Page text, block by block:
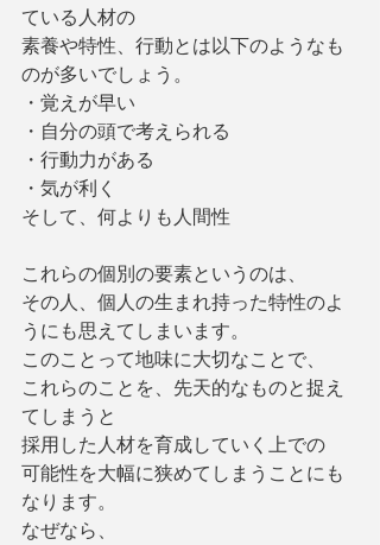
ている人材の
素養や特性、行動とは以下のようなも
のが多いでしょう。
・覚えが早い
・自分の頭で考えられる
・行動力がある
・気が利く
そして、何よりも人間性
これらの個別の要素というのは、
その人、個人の生まれ持った特性のよ
うにも思えてしまいます。
このことって地味に大切なことで、
これらのことを、先天的なものと捉え
てしまうと
採用した人材を育成していく上での
可能性を大幅に狭めてしまうことにも
なります。
なぜなら、